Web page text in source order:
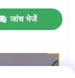
जांच भेजें